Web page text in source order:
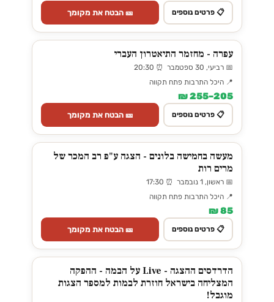
📋 פרטים נוספים 🎫 הבטח את מקומך
עפרה - מחזמר התיאטרון העברי
📅 רביעי, 30 ספטמבר ⏰ 20:30
📍 היכל התרבות פתח תקווה
205–255 ₪
📋 פרטים נוספים 🎫 הבטח את מקומך
מעשה בחמישה בלונים - הצגה ע"פ רב המכר של
מרים רות
📅 ראשון, 1 נובמבר ⏰ 17:30
📍 היכל התרבות פתח תקווה
85 ₪
📋 פרטים נוספים 🎫 הבטח את מקומך
הדרדסים ההצגה - Live על הבמה - ההפקה
המצליחה בישראל חוזרת לבמות למספר הצגות
מוגבל!